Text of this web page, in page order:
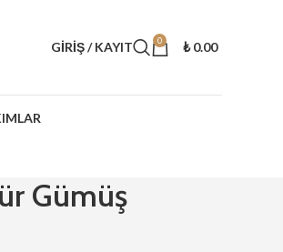
GIRIŞ / KAYIT 0 ₺0.00
Gümüş